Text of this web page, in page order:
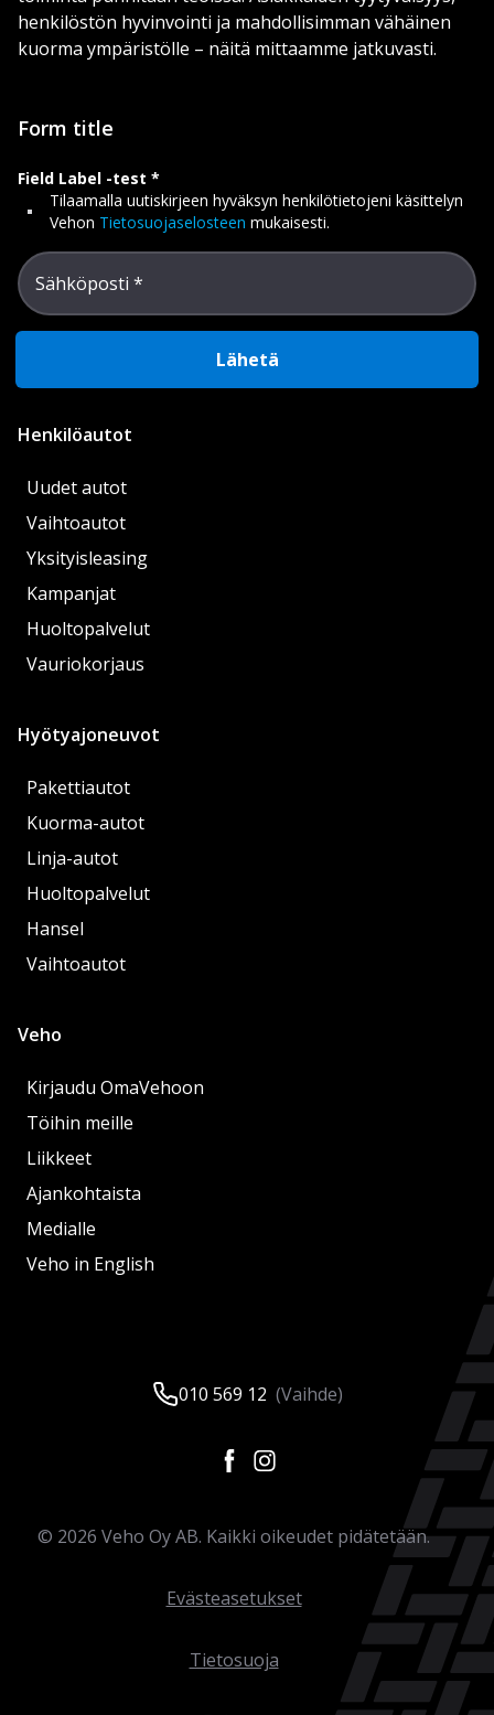
henkilöstön hyvinvointi ja mahdollisimman vähäinen
kuorma ympäristölle – näitä mittaamme jatkuvasti.
Form title
Field Label -test
Tilaamalla uutiskirjeen hyväksyn henkilötietojeni käsittelyn
Vehon Tietosuojaselosteen mukaisesti.
Sähköposti
Lähetä
Henkilöautot
Uudet autot
Vaihtoautot
Yksityisleasing
Kampanjat
Huoltopalvelut
Vauriokorjaus
Hyötyajoneuvot
Pakettiautot
Kuorma-autot
Linja-autot
Huoltopalvelut
Hansel
Vaihtoautot
Veho
Kirjaudu OmaVehoon
Töihin meille
Liikkeet
Ajankohtaista
Medialle
Veho in English
010 569 12 (Vaihde)
© 2026 Veho Oy AB. Kaikki oikeudet pidätetään.
Evästeasetukset
Tietosuoja